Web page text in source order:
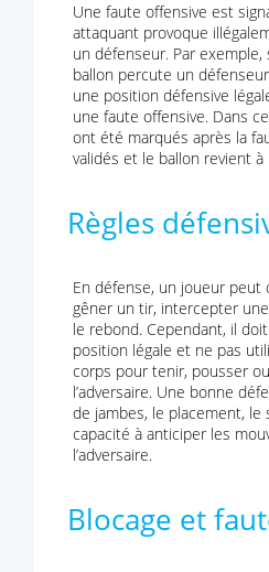
Une faute offensive est
attaquant provoque
un défenseur. Par
ballon percute un
une position défensive
une faute offensive. Dans
ont été marqués après la
validés et le ballon revient à
Règles
En défense, un joueur peut
gêner un tir, intercepter
le rebond. Cependant, il
position légale et ne pas
corps pour tenir, pousser
l’adversaire. Une bonne
de jambes, le placement,
capacité à anticiper les
l’adversaire.
Blocage et